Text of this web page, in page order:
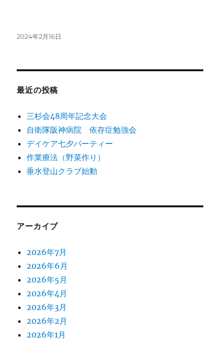
投
2024年2月16日
最近の投稿
三杉会48周年記念大会
自衛隊阪神病院 依存症勉強会
デイケア七夕パーティー
作業療法（野菜作り）
垂水登山クラブ始動
アーカイブ
2026年7月
2026年6月
2026年5月
2026年4月
2026年3月
2026年2月
2026年1月